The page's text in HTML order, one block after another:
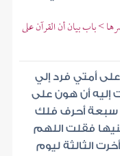
> باب بيان أن القرآن على
أمتي فرد إلي
إليه أن هون على
سبعة أحرف فلك
فقلت اللهم
الثالثة ليوم